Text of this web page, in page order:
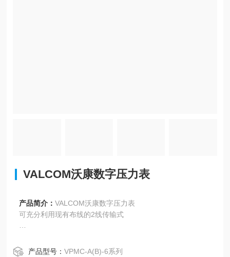
VALCOM沃康数字压力表
产品简介：VALCOM沃康数字压力表
可充分利用现有布线的2线传输式
产品型号：VPMC-A(B)-6系列